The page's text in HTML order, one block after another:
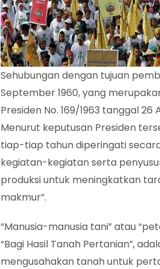
Sehubungan dengan tujuan
September 1960, yang
Presiden No. 169/1963 tanggal
Menurut keputusan Presiden
tiap-tiap tahun diperingati
kegiatan-kegiatan serta
produksi untuk meningkatkan
makmur”.
“Manusia-manusia tani” atau
“Bagi Hasil Tanah Pertanian”,
mengusahakan tanah untuk